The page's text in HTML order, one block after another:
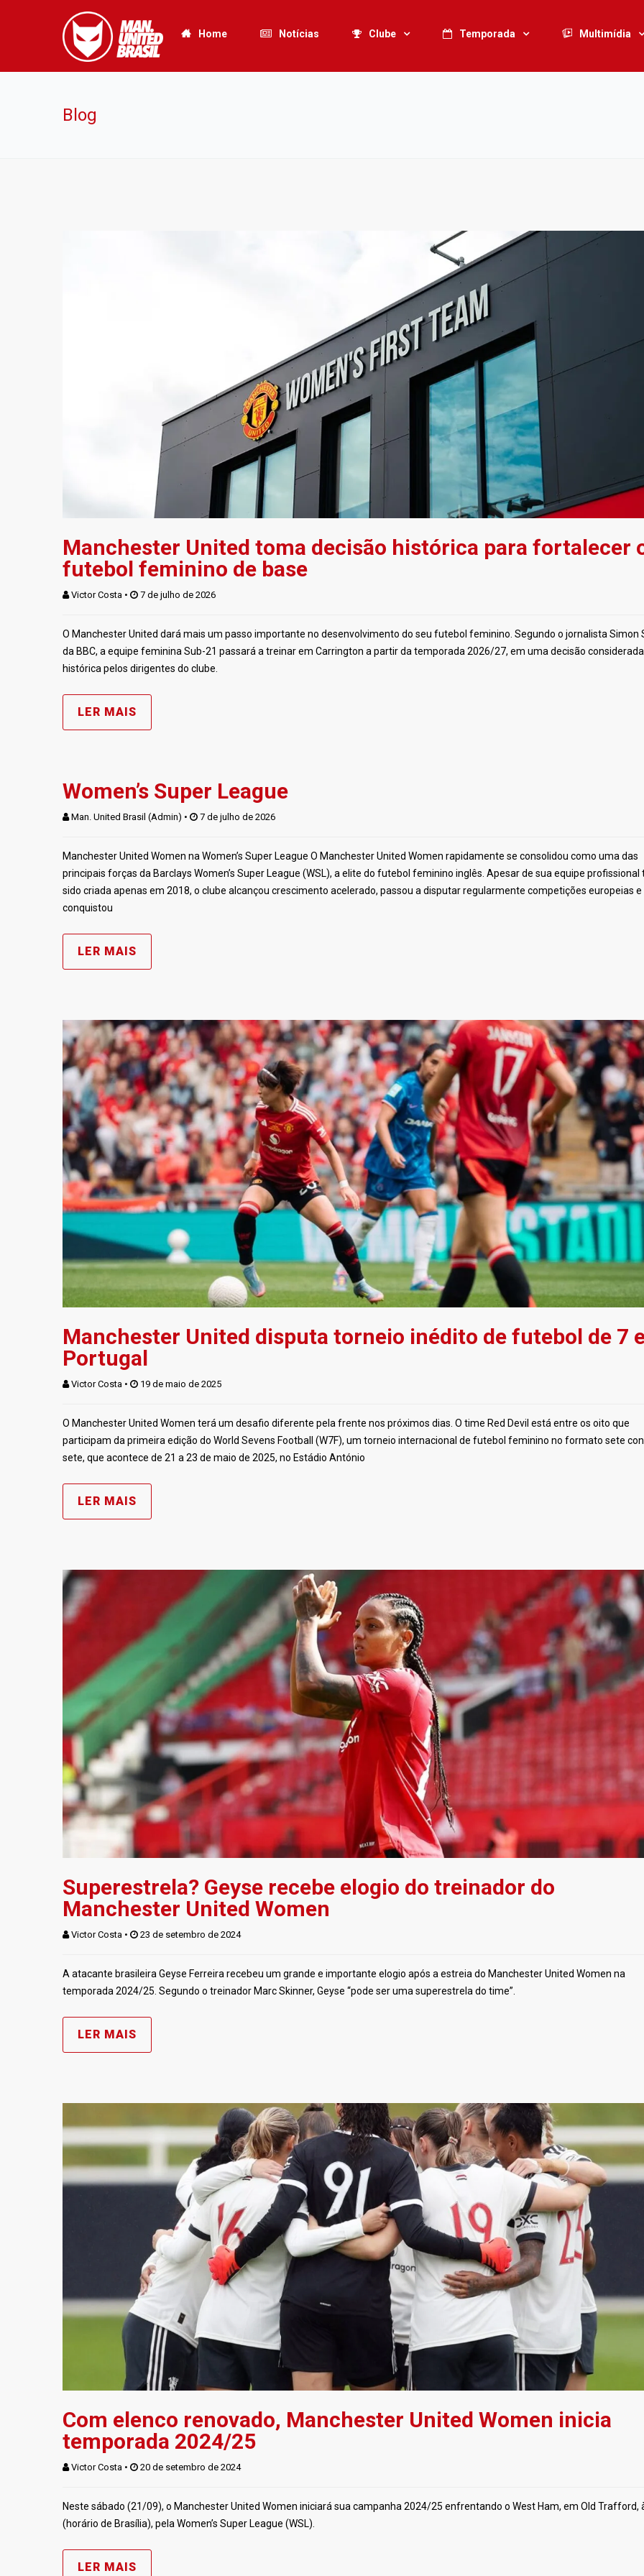
Home Notícias Clube Temporada Multimídia
Blog
Manchester United toma decisão histórica para fortalecer
futebol feminino de base
Victor Costa • 7 de julho de 2026
O Manchester United dará mais um passo importante no desenvolvimento do seu futebol feminino. Segundo o jornalista Simon
da BBC, a equipe feminina Sub-21 passará a treinar em Carrington a partir da temporada 2026/27, em uma decisão considerada
histórica pelos dirigentes do clube.
LER MAIS
Women’s Super League
Man. United Brasil (Admin) • 7 de julho de 2026
Manchester United Women na Women’s Super League O Manchester United Women rapidamente se consolidou como uma das
principais forças da Barclays Women’s Super League (WSL), a elite do futebol feminino inglês. Apesar de sua equipe profissional
sido criada apenas em 2018, o clube alcançou crescimento acelerado, passou a disputar regularmente competições europeias e
conquistou
LER MAIS
Manchester United disputa torneio inédito de futebol de 7
Portugal
Victor Costa • 19 de maio de 2025
O Manchester United Women terá um desafio diferente pela frente nos próximos dias. O time Red Devil está entre os oito que
participam da primeira edição do World Sevens Football (W7F), um torneio internacional de futebol feminino no formato sete
sete, que acontece de 21 a 23 de maio de 2025, no Estádio António
LER MAIS
Superestrela? Geyse recebe elogio do treinador do
Manchester United Women
Victor Costa • 23 de setembro de 2024
A atacante brasileira Geyse Ferreira recebeu um grande e importante elogio após a estreia do Manchester United Women na
temporada 2024/25. Segundo o treinador Marc Skinner, Geyse “pode ser uma superestrela do time”.
LER MAIS
Com elenco renovado, Manchester United Women inicia
temporada 2024/25
Victor Costa • 20 de setembro de 2024
Neste sábado (21/09), o Manchester United Women iniciará sua campanha 2024/25 enfrentando o West Ham, em Old Trafford,
(horário de Brasília), pela Women’s Super League (WSL).
LER MAIS